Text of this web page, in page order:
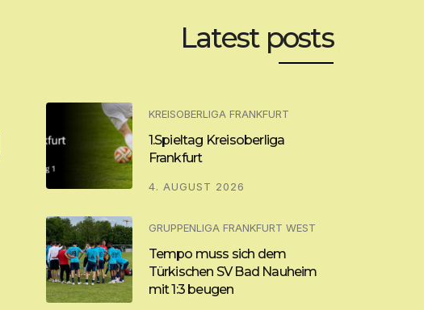
Latest posts
KREISOBERLIGA FRANKFURT
1.Spieltag Kreisoberliga
Frankfurt
4. AUGUST 2026
GRUPPENLIGA FRANKFURT WEST
Tempo muss sich dem
Türkischen SV Bad Nauheim
mit 1:3 beugen